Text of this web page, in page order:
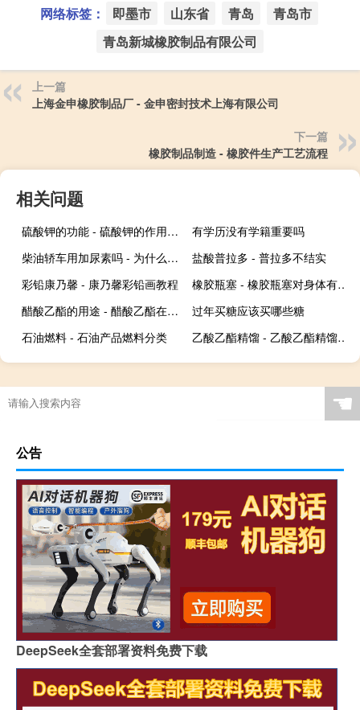
网络标签： 即墨市 山东省 青岛
青岛市
青岛新城橡胶制品有限公司
上一篇
上海金申橡胶制品厂 - 金申密封技术上海有限公司
下一篇
橡胶制品制造 - 橡胶件生产工艺流程
相关问题
硫酸钾的功能 - 硫酸钾的作用是什么
有学历没有学籍重要吗
柴油轿车用加尿素吗 - 为什么有些柴油车不用加尿素
盐酸普拉多 - 普拉多不结实
彩铅康乃馨 - 康乃馨彩铅画教程
橡胶瓶塞 - 橡胶瓶塞对身体有害吗
醋酸乙酯的用途 - 醋酸乙酯在哪能买
过年买糖应该买哪些糖
石油燃料 - 石油产品燃料分类
乙酸乙酯精馏 - 乙酸乙酯精馏实验报告
☚
公告
DeepSeek全套部署资料免费下载